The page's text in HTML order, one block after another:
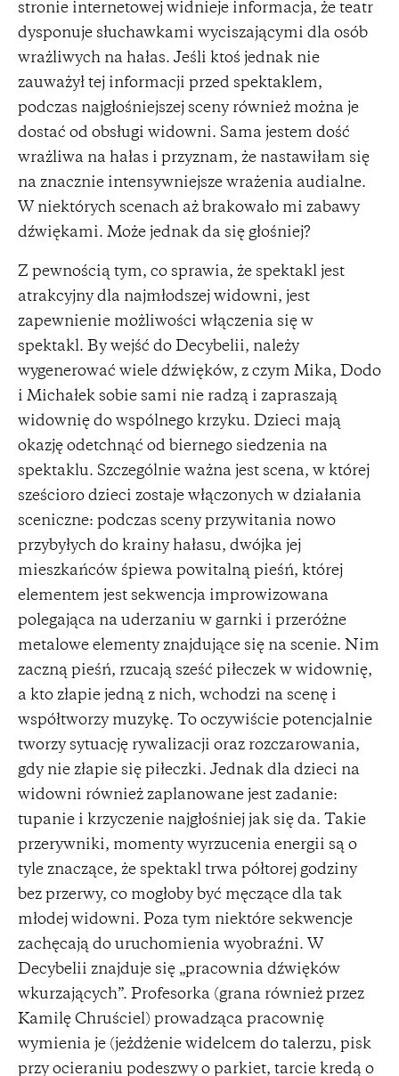
stronie internetowej widnieje informacja, że teatr
dysponuje słuchawkami wyciszającymi dla osób
wrażliwych na hałas. Jeśli ktoś jednak nie
zauważył tej informacji przed spektaklem,
podczas najgłośniejszej sceny również można je
dostać od obsługi widowni. Sama jestem dość
wrażliwa na hałas i przyznam, że nastawiłam się
na znacznie intensywniejsze wrażenia audialne.
W niektórych scenach aż brakowało mi zabawy
dźwiękami. Może jednak da się głośniej?
Z pewnością tym, co sprawia, że spektakl jest
atrakcyjny dla najmłodszej widowni, jest
zapewnienie możliwości włączenia się w
spektakl. By wejść do Decybelii, należy
wygenerować wiele dźwięków, z czym Mika, Dodo
i Michałek sobie sami nie radzą i zapraszają
widownię do wspólnego krzyku. Dzieci mają
okazję odetchnąć od biernego siedzenia na
spektaklu. Szczególnie ważna jest scena, w której
sześcioro dzieci zostaje włączonych w działania
sceniczne: podczas sceny przywitania nowo
przybyłych do krainy hałasu, dwójka jej
mieszkańców śpiewa powitalną pieśń, której
elementem jest sekwencja improwizowana
polegająca na uderzaniu w garnki i przeróżne
metalowe elementy znajdujące się na scenie. Nim
zaczną pieśń, rzucają sześć piłeczek w widownię,
a kto złapie jedną z nich, wchodzi na scenę i
współtworzy muzykę. To oczywiście potencjalnie
tworzy sytuację rywalizacji oraz rozczarowania,
gdy nie złapie się piłeczki. Jednak dla dzieci na
widowni również zaplanowane jest zadanie:
tupanie i krzyczenie najgłośniej jak się da. Takie
przerywniki, momenty wyrzucenia energii są o
tyle znaczące, że spektakl trwa półtorej godziny
bez przerwy, co mogłoby być męczące dla tak
młodej widowni. Poza tym niektóre sekwencje
zachęcają do uruchomienia wyobraźni. W
Decybelii znajduje się „pracownia dźwięków
wkurzających”. Profesorka (grana również przez
Kamilę Chruściel) prowadząca pracownię
wymienia je (jeżdżenie widelcem do talerzu, pisk
przy ocieraniu podeszwy o parkiet, tarcie kredą o